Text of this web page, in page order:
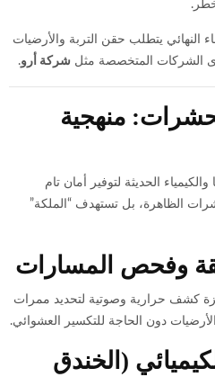
النهائي يتطلب حقن التربة والأرضيات
الشركات المتخصصة مثل شركة أرو.
منهجية
الحديثة لتوفير أمان تام
الظاهرة، بل تستهدف “الملكة”
وفحص المسارات
كشف حرارية وصوتية لتحديد ممرات
دون الحاجة للتكسير العشوائي.
(الخندق